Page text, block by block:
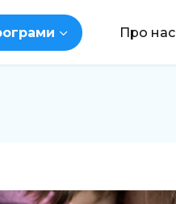
Про нас